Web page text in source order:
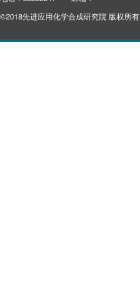
©2018先进应用化学合成研究院 版权所有